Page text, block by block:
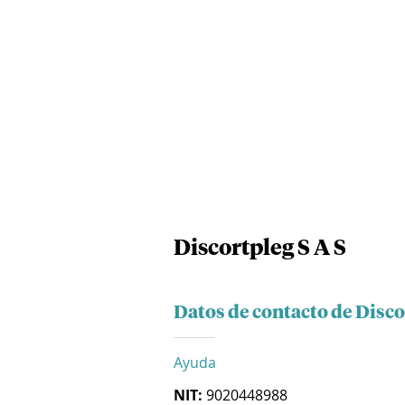
Discortpleg S A S
Datos de contacto de
Ayuda
NIT: 9020448988